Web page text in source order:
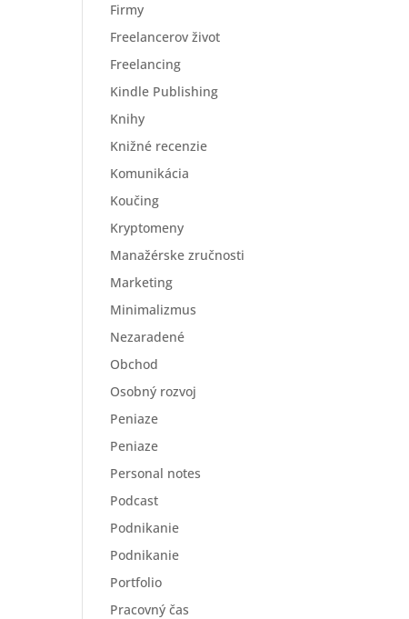
Firmy
Freelancerov život
Freelancing
Kindle Publishing
Knihy
Knižné recenzie
Komunikácia
Koučing
Kryptomeny
Manažérske zručnosti
Marketing
Minimalizmus
Nezaradené
Obchod
Osobný rozvoj
Peniaze
Peniaze
Personal notes
Podcast
Podnikanie
Podnikanie
Portfolio
Pracovný čas